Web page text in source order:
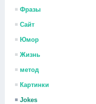
Фразы
Сайт
Юмор
Жизнь
метод
Картинки
Jokes